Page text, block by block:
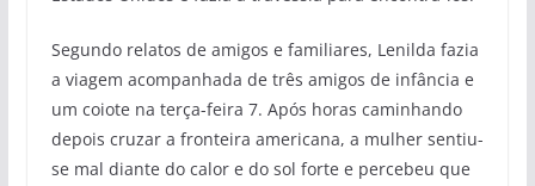
Segundo relatos de amigos e familiares, Lenilda fazia
a viagem acompanhada de três amigos de infância e
um coiote na terça-feira 7. Após horas caminhando
depois cruzar a fronteira americana, a mulher sentiu-
se mal diante do calor e do sol forte e percebeu que